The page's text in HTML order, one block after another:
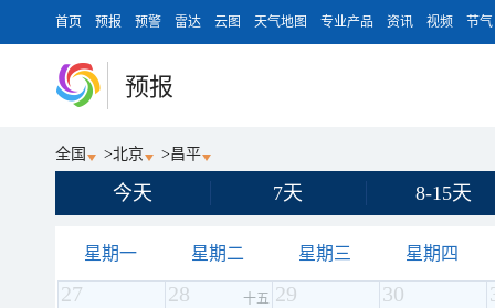
首页 预报 预警 雷达 云图 天气地图 专业产品 资讯 视频 节气
预报
全国 >北京 >昌平
今天 7天 8-15天
星期一 星期二 星期三 星期四
27 28 十五 29 30